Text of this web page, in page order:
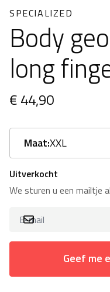
SPECIALIZED
Body
long
€ 44,90
Maat:XXL
Uitverkocht
We sturen u een mailtje
Geef me